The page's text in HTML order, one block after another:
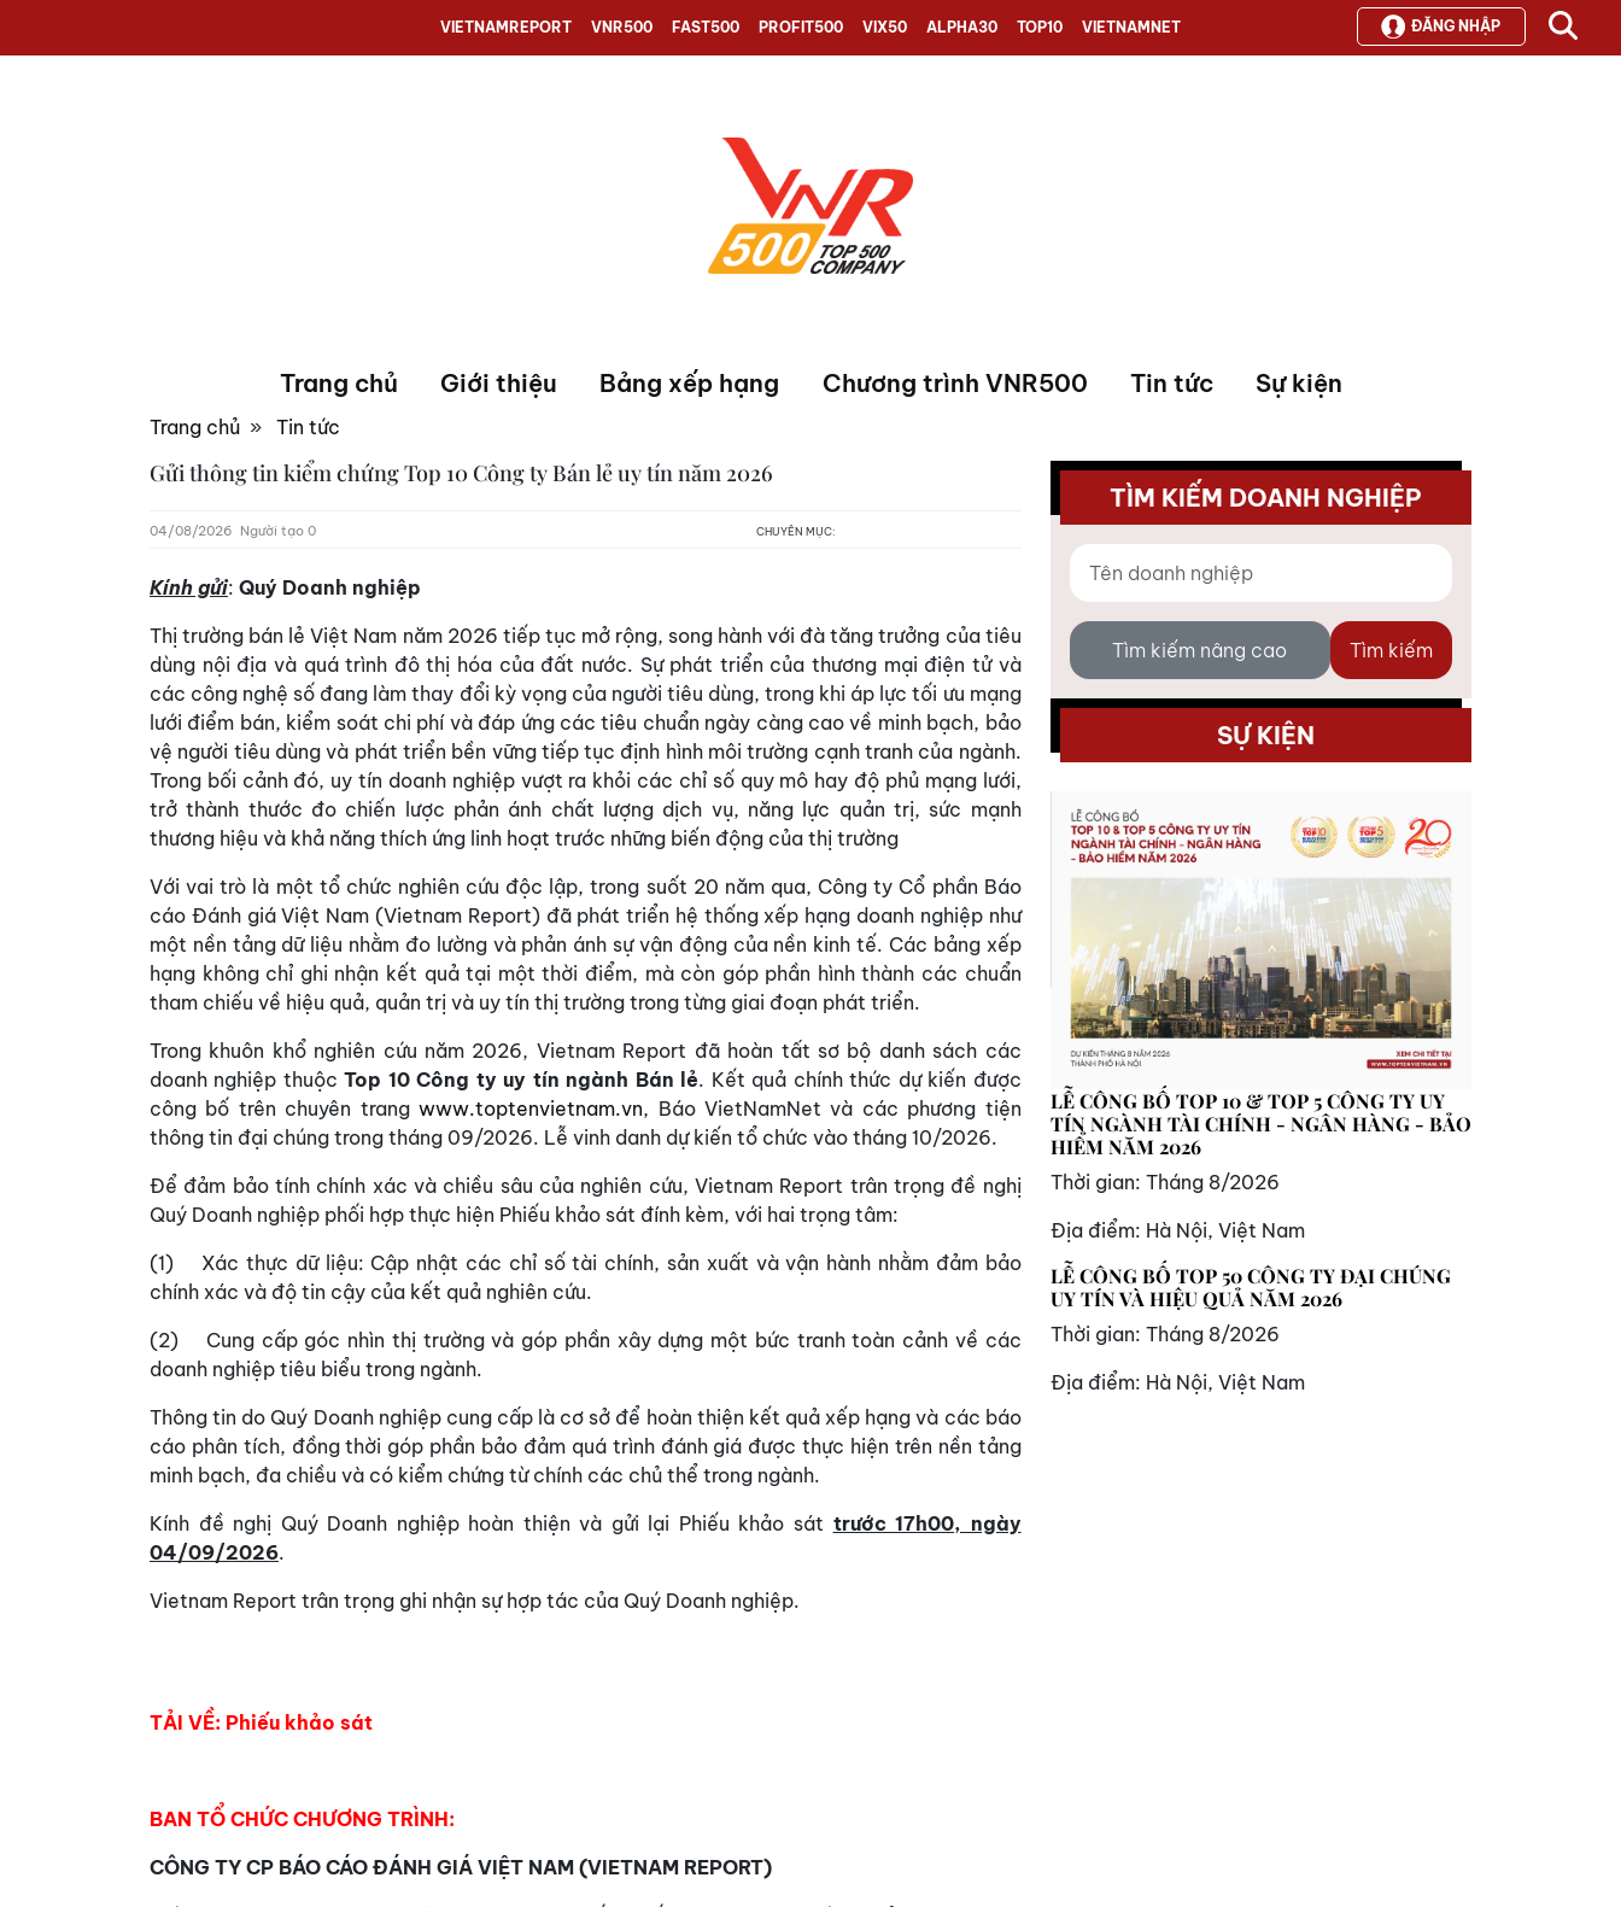
VIETNAMREPORT VNR500 FAST500 PROFIT500 VIX50 ALPHA30 TOP10 VIETNAMNET ĐĂNG NHẬP
Trang chủ Giới thiệu Bảng xếp hạng Chương trình VNR500 Tin tức Sự kiện
Trang chủ » Tin tức
Gửi thông tin kiểm chứng Top 10 Công ty Bán lẻ uy tín năm 2026
04/08/2026 Người tạo 0 CHUYÊN MỤC:
Kính gửi: Quý Doanh nghiệp
Thị trường bán lẻ Việt Nam năm 2026 tiếp tục mở rộng, song hành với đà tăng trưởng của tiêu
dùng nội địa và quá trình đô thị hóa của đất nước. Sự phát triển của thương mại điện tử và
các công nghệ số đang làm thay đổi kỳ vọng của người tiêu dùng, trong khi áp lực tối ưu mạng
lưới điểm bán, kiểm soát chi phí và đáp ứng các tiêu chuẩn ngày càng cao về minh bạch, bảo
vệ người tiêu dùng và phát triển bền vững tiếp tục định hình môi trường cạnh tranh của ngành.
Trong bối cảnh đó, uy tín doanh nghiệp vượt ra khỏi các chỉ số quy mô hay độ phủ mạng lưới,
trở thành thước đo chiến lược phản ánh chất lượng dịch vụ, năng lực quản trị, sức mạnh
thương hiệu và khả năng thích ứng linh hoạt trước những biến động của thị trường
Với vai trò là một tổ chức nghiên cứu độc lập, trong suốt 20 năm qua, Công ty Cổ phần Báo
cáo Đánh giá Việt Nam (Vietnam Report) đã phát triển hệ thống xếp hạng doanh nghiệp như
một nền tảng dữ liệu nhằm đo lường và phản ánh sự vận động của nền kinh tế. Các bảng xếp
hạng không chỉ ghi nhận kết quả tại một thời điểm, mà còn góp phần hình thành các chuẩn
tham chiếu về hiệu quả, quản trị và uy tín thị trường trong từng giai đoạn phát triển.
Trong khuôn khổ nghiên cứu năm 2026, Vietnam Report đã hoàn tất sơ bộ danh sách các
doanh nghiệp thuộcTop 10 Công ty uy tín ngành Bán lẻ. Kết quả chính thức dự kiến được
công bố trên chuyên trangwww.toptenvietnam.vn, Báo VietNamNet và các phương tiện
thông tin đại chúng trong tháng 09/2026. Lễ vinh danh dự kiến tổ chức vào tháng 10/2026.
Để đảm bảo tính chính xác và chiều sâu của nghiên cứu, Vietnam Report trân trọng đề nghị
Quý Doanh nghiệp phối hợp thực hiện Phiếu khảo sát đính kèm, với hai trọng tâm:
(1) Xác thực dữ liệu: Cập nhật các chỉ số tài chính, sản xuất và vận hành nhằm đảm bảo
chính xác và độ tin cậy của kết quả nghiên cứu.
(2) Cung cấp góc nhìn thị trường và góp phần xây dựng một bức tranh toàn cảnh về các
doanh nghiệp tiêu biểu trong ngành.
Thông tin do Quý Doanh nghiệp cung cấp là cơ sở để hoàn thiện kết quả xếp hạng và các báo
cáo phân tích, đồng thời góp phần bảo đảm quá trình đánh giá được thực hiện trên nền tảng
minh bạch, đa chiều và có kiểm chứng từ chính các chủ thể trong ngành.
Kính đề nghị Quý Doanh nghiệp hoàn thiện và gửi lại Phiếu khảo sát trước 17h00, ngày
04/09/2026.
Vietnam Report trân trọng ghi nhận sự hợp tác của Quý Doanh nghiệp.
TẢI VỀ: Phiếu khảo sát
BAN TỔ CHỨC CHƯƠNG TRÌNH:
CÔNG TY CP BÁO CÁO ĐÁNH GIÁ VIỆT NAM (VIETNAM REPORT)
TÌM KIẾM DOANH NGHIỆP
Tìm kiếm nâng cao Tìm kiếm
SỰ KIỆN
LỄ CÔNG BỐ TOP 10 & TOP 5 CÔNG TY UY
TÍN NGÀNH TÀI CHÍNH - NGÂN HÀNG - BẢO
HIỂM NĂM 2026
Thời gian: Tháng 8/2026
Địa điểm: Hà Nội, Việt Nam
LỄ CÔNG BỐ TOP 50 CÔNG TY ĐẠI CHÚNG
UY TÍN VÀ HIỆU QUẢ NĂM 2026
Thời gian: Tháng 8/2026
Địa điểm: Hà Nội, Việt Nam